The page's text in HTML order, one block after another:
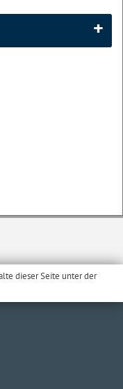
dieser Seite unter der